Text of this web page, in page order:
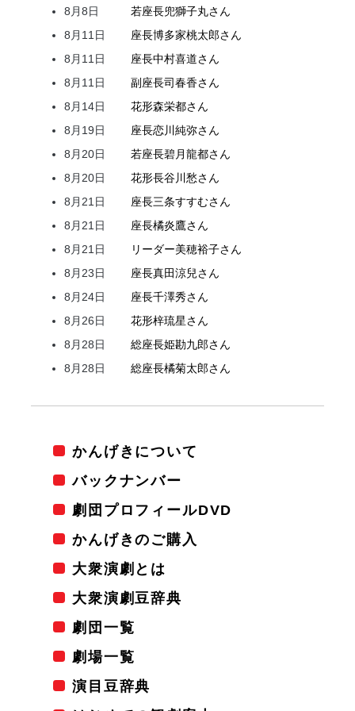
8月8日 若座長兜獅子丸さん
8月11日
座長博多家桃太郎さん
8月11日
座長中村喜道さん
8月11日
副座長司春香さん
8月14日
花形森栄都さん
8月19日
座長恋川純弥さん
8月20日
若座長碧月龍都さん
8月20日
花形長谷川愁さん
8月21日
座長三条すすむさん
8月21日
座長橘炎鷹さん
8月21日
リーダー美穂裕子さん
8月23日
座長真田涼兒さん
8月24日
座長千澤秀さん
8月26日
花形梓琉星さん
8月28日
総座長姫勘九郎さん
8月28日
総座長橘菊太郎さん
かんげきについて
バックナンバー
劇団プロフィールDVD
かんげきのご購入
大衆演劇とは
大衆演劇豆辞典
劇団一覧
劇場一覧
演目豆辞典